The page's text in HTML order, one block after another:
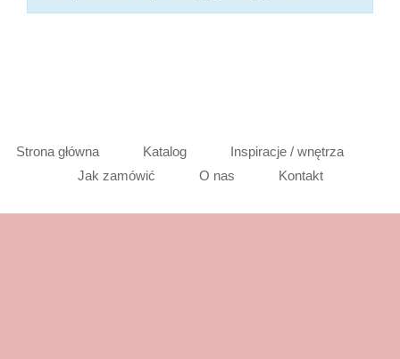
Strona główna Katalog
Inspiracje / wnętrza
Jak zamówić
O nas Kontakt